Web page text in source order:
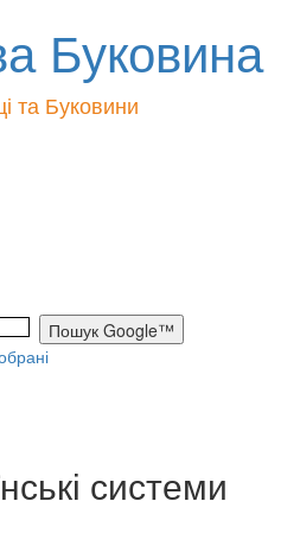
Буковина
та Буковини
системи